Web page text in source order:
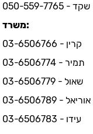
שקד - 050-559-7765
משרד:
קרין - 03-6506766
תמיר - 03-6506774
שאול - 03-6506779
אוריאל - 03-6506789
עידו - 03-6506783